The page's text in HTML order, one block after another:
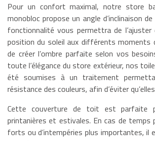
Pour un confort maximal, notre store
monobloc propose un angle d’inclinaison
fonctionnalité vous permettra de
position du soleil aux différents moments
de créer l’ombre parfaite selon vos
toute l’élégance du store extérieur, nos
été soumises à un traitement
résistance des couleurs, afin d’éviter
Cette couverture de toit est parfaite
printanières et estivales. En cas de temps
forts ou d’intempéries plus importantes, il